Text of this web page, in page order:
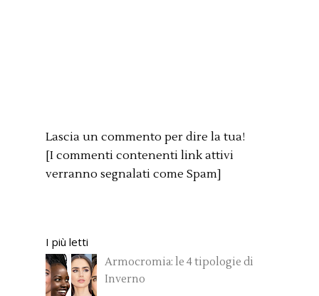
Lascia un commento per dire la tua!
[I commenti contenenti link attivi
verranno segnalati come Spam]
I più letti
Armocromia: le 4 tipologie di
Inverno